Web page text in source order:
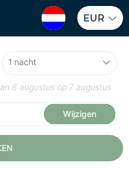
EUR
6 augustus op 7 augustus
Wijzigen